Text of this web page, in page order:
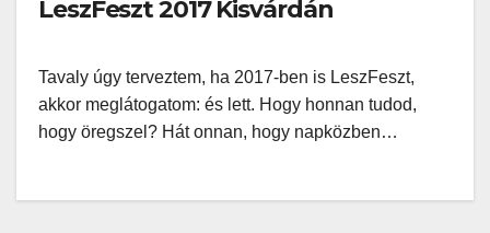
LeszFeszt 2017 Kisvárdán
Tavaly úgy terveztem, ha 2017-ben is LeszFeszt,
akkor meglátogatom: és lett. Hogy honnan tudod,
hogy öregszel? Hát onnan, hogy napközben…